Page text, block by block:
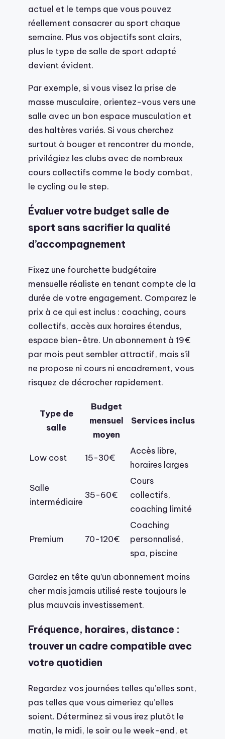
actuel et le temps que vous pouvez
réellement consacrer au sport chaque
semaine. Plus vos objectifs sont clairs,
plus le type de salle de sport adapté
devient évident.
Par exemple, si vous visez la prise de
masse musculaire, orientez-vous vers une
salle avec un bon espace musculation et
des haltères variés. Si vous cherchez
surtout à bouger et rencontrer du monde,
privilégiez les clubs avec de nombreux
cours collectifs comme le body combat,
le cycling ou le step.
Évaluer votre budget salle de
sport sans sacrifier la qualité
d’accompagnement
Fixez une fourchette budgétaire
mensuelle réaliste en tenant compte de la
durée de votre engagement. Comparez le
prix à ce qui est inclus : coaching, cours
collectifs, accès aux horaires étendus,
espace bien-être. Un abonnement à 19€
par mois peut sembler attractif, mais s’il
ne propose ni cours ni encadrement, vous
risquez de décrocher rapidement.
Type de
salle
Budget
mensuel
moyen
Services inclus
Low cost 15-30€
Accès libre,
horaires larges
Salle
intermédiaire
35-60€
Cours
collectifs,
coaching limité
Premium 70-120€
Coaching
personnalisé,
spa, piscine
Gardez en tête qu’un abonnement moins
cher mais jamais utilisé reste toujours le
plus mauvais investissement.
Fréquence, horaires, distance :
trouver un cadre compatible avec
votre quotidien
Regardez vos journées telles qu’elles sont,
pas telles que vous aimeriez qu’elles
soient. Déterminez si vous irez plutôt le
matin, le midi, le soir ou le week-end, et